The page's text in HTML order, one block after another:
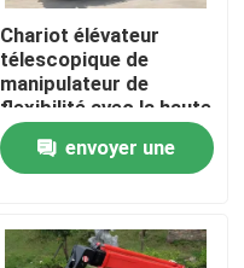
Chariot élévateur
télescopique de
manipulateur de
flexibilité avec la haute
fourchette intense
envoyer une